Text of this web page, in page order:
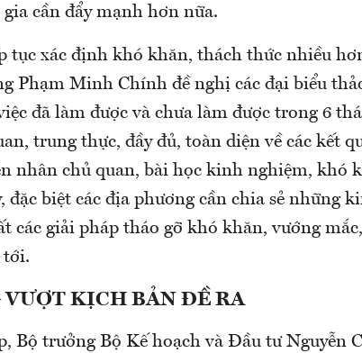
cần đẩy mạnh hơn nữa.
tục xác định khó khăn, thách thức nhiều
Phạm Minh Chính đề nghị các đại biểu
đã làm được và chưa làm được trong 6
trung thực, đầy đủ, toàn diện về các kết
nhân chủ quan, bài học kinh nghiệm, khó
đặc biệt các địa phương cần chia sẻ những
các giải pháp tháo gỡ khó khăn, vướng
tới.
VƯỢT KỊCH BẢN ĐỀ RA
Bộ trưởng Bộ Kế hoạch và Đầu tư Nguyễn